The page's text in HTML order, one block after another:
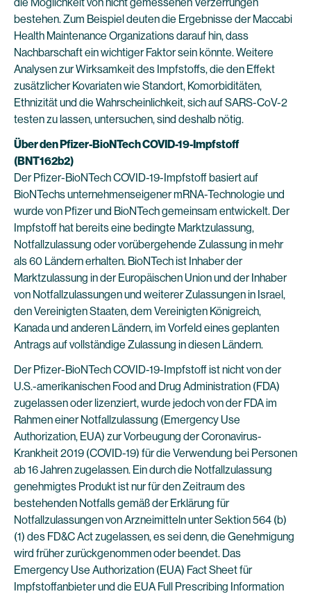
bestehen. Zum Beispiel deuten die Ergebnisse der Maccabi
Health Maintenance Organizations darauf hin, dass
Nachbarschaft ein wichtiger Faktor sein könnte. Weitere
Analysen zur Wirksamkeit des Impfstoffs, die den Effekt
zusätzlicher Kovariaten wie Standort, Komorbiditäten,
Ethnizität und die Wahrscheinlichkeit, sich auf SARS-CoV-2
testen zu lassen, untersuchen, sind deshalb nötig.
Über den Pfizer-BioNTech COVID-19-Impfstoff
(BNT162b2)
Der Pfizer-BioNTech COVID-19-Impfstoff basiert auf
BioNTechs unternehmenseigener mRNA-Technologie und
wurde von Pfizer und BioNTech gemeinsam entwickelt. Der
Impfstoff hat bereits eine bedingte Marktzulassung,
Notfallzulassung oder vorübergehende Zulassung in mehr
als 60 Ländern erhalten. BioNTech ist Inhaber der
Marktzulassung in der Europäischen Union und der Inhaber
von Notfallzulassungen und weiterer Zulassungen in Israel,
den Vereinigten Staaten, dem Vereinigten Königreich,
Kanada und anderen Ländern, im Vorfeld eines geplanten
Antrags auf vollständige Zulassung in diesen Ländern.
Der Pfizer-BioNTech COVID-19-Impfstoff ist nicht von der
U.S.-amerikanischen Food and Drug Administration (FDA)
zugelassen oder lizenziert, wurde jedoch von der FDA im
Rahmen einer Notfallzulassung (Emergency Use
Authorization, EUA) zur Vorbeugung der Coronavirus-
Krankheit 2019 (COVID-19) für die Verwendung bei Personen
ab 16 Jahren zugelassen. Ein durch die Notfallzulassung
genehmigtes Produkt ist nur für den Zeitraum des
bestehenden Notfalls gemäß der Erklärung für
Notfallzulassungen von Arzneimitteln unter Sektion 564 (b)
(1) des FD&C Act zugelassen, es sei denn, die Genehmigung
wird früher zurückgenommen oder beendet. Das
Emergency Use Authorization (EUA) Fact Sheet für
Impfstoffanbieter und die EUA Full Prescribing Information